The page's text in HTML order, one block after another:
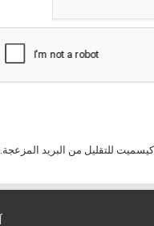
للتقليل من البريد المزعجة.